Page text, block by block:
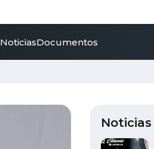
NoticiasDocumentos